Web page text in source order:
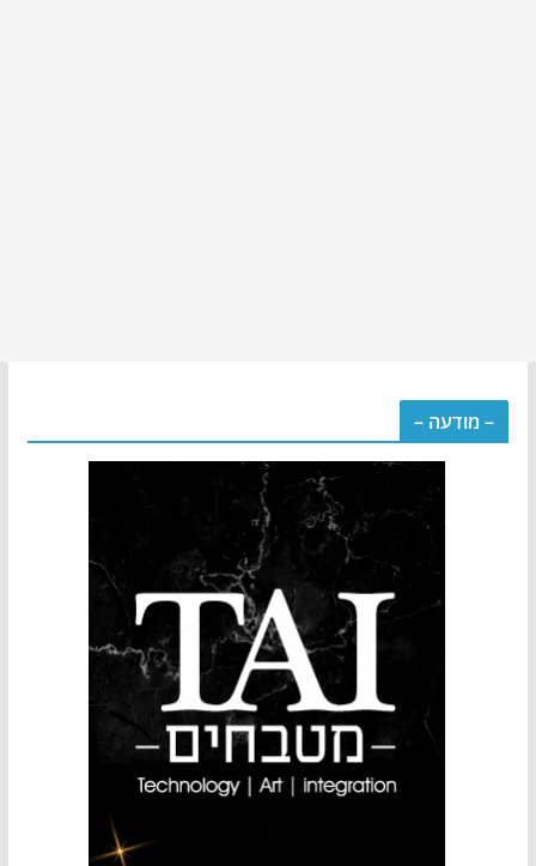
– מודעה –